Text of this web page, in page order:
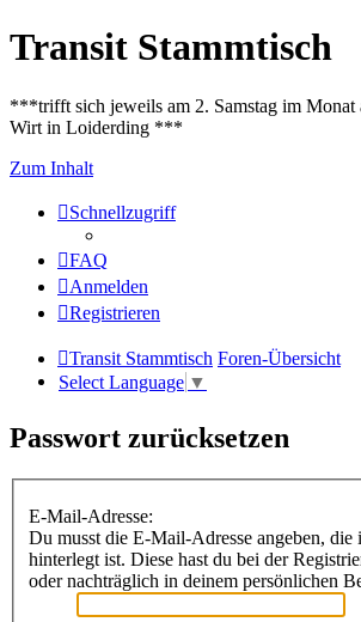
Transit Stammtisch
***trifft sich jeweils am 2. Samstag im Monat
Wirt in Loiderding ***
Zum Inhalt
Schnellzugriff
FAQ
Anmelden
Registrieren
Transit Stammtisch Foren-Übersicht
Select Language ▼
Passwort zurücksetzen
E-Mail-Adresse:
Du musst die E-Mail-Adresse angeben, die
hinterlegt ist. Diese hast du bei der
oder nachträglich in deinem persönlichen